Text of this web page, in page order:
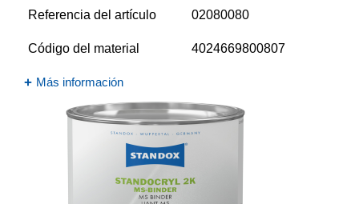
Referencia del artículo 02080080
Código del material 4024669800807
Más información